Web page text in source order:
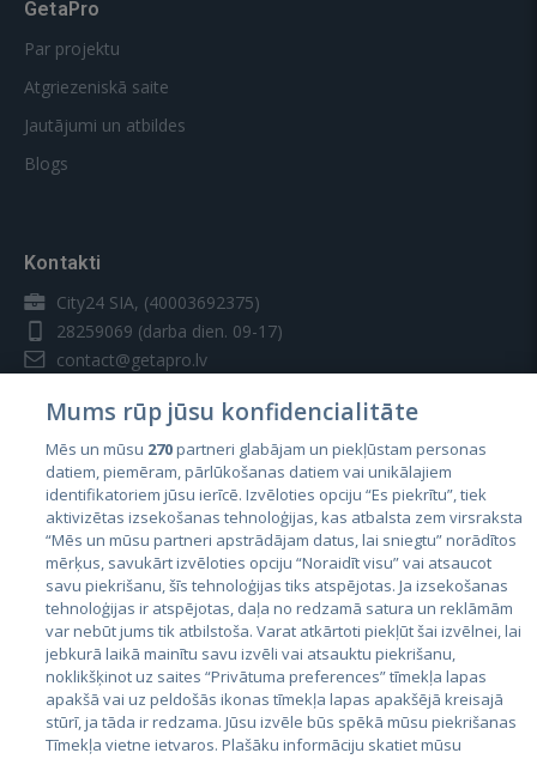
GetaPro
Par projektu
Atgriezeniskā saite
Jautājumi un atbildes
Blogs
Kontakti
City24 SIA, (40003692375)
28259069 (darba dien. 09-17)
contact@getapro.lv
Valstis
Igaunija
Latvija
Lietuva
Mums rūp jūsu konfidencialitāte
Mēs un mūsu 270partneri glabājam un piekļūstam personas
datiem, piemēram, pārlūkošanas datiem vai unikālajiem
identifikatoriem jūsu ierīcē. Izvēloties opciju “Es piekrītu”, tiek
aktivizētas izsekošanas tehnoloģijas, kas atbalsta zem virsraksta
“Mēs un mūsu partneri apstrādājam datus, lai sniegtu” norādītos
mērķus, savukārt izvēloties opciju “Noraidīt visu” vai atsaucot
savu piekrišanu, šīs tehnoloģijas tiks atspējotas. Ja izsekošanas
tehnoloģijas ir atspējotas, daļa no redzamā satura un reklāmām
var nebūt jums tik atbilstoša. Varat atkārtoti piekļūt šai izvēlnei, lai
jebkurā laikā mainītu savu izvēli vai atsauktu piekrišanu,
noklikšķinot uz saites “Privātuma preferences” tīmekļa lapas
apakšā vai uz peldošās ikonas tīmekļa lapas apakšējā kreisajā
stūrī, ja tāda ir redzama. Jūsu izvēle būs spēkā mūsu piekrišanas
Tīmekļa vietne ietvaros. Plašāku informāciju skatiet mūsu